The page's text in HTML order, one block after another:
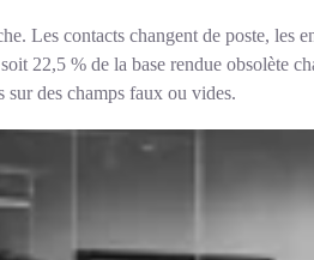
Les contacts changent de poste,
22,5 % de la base rendue obsolète
sur des champs faux ou vides.